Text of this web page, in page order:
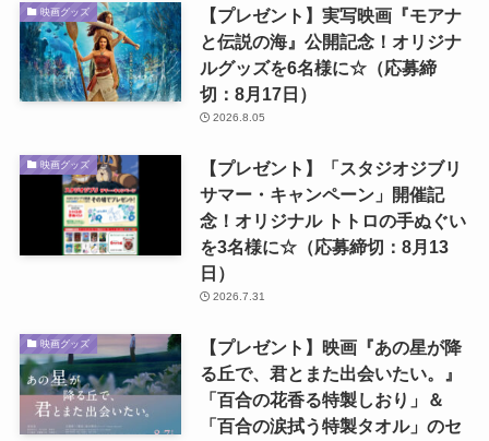
映画グッズ
【プレゼント】実写映画『モアナ
と伝説の海』公開記念！オリジナ
ルグッズを6名様に☆（応募締
切：8月17日）
2026.8.05
映画グッズ
【プレゼント】「スタジオジブリ
サマー・キャンペーン」開催記
念！オリジナル トトロの手ぬぐい
を3名様に☆（応募締切：8月13
日）
2026.7.31
映画グッズ
【プレゼント】映画『あの星が降
る丘で、君とまた出会いたい。』
「百合の花香る特製しおり」＆
「百合の涙拭う特製タオル」のセ